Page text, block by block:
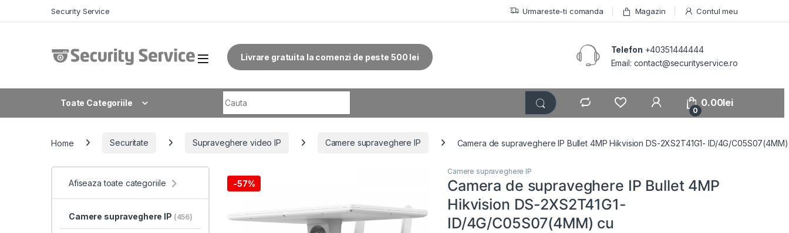
Security Service Urmareste-ti comanda Magazin Contul meu
Livrare gratuita la comenzi de peste 500 lei
Telefon +40351444444
Email: contact@securityservice.ro
Toate Categoriile
0
0.00lei
Home Securitate Supraveghere video IP Camere supraveghere IP Camera de supraveghere IP Bullet 4MP Hikvision DS-2XS2T41G1- ID/4G/
-57%
Camere supraveghere IP
Camera de supraveghere IP Bullet 4MP
Hikvision DS-2XS2T41G1-
ID/4G/C05S07(4MM) cu
Afiseaza toate categoriile
Camere supraveghere IP (456)